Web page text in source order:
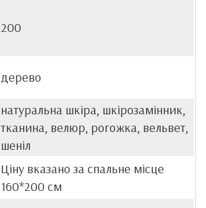
200
дерево
натуральна шкіра, шкірозамінник,
тканина, велюр, рогожка, вельвет,
шеніл
Ціну вказано за спальне місце
160*200 см